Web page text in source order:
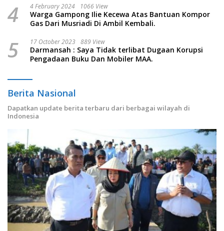
4 4 February 2024 1066 View
Warga Gampong Ilie Kecewa Atas Bantuan Kompor
Gas Dari Musriadi Di Ambil Kembali.
5 17 October 2023 889 View
Darmansah : Saya Tidak terlibat Dugaan Korupsi
Pengadaan Buku Dan Mobiler MAA.
Berita Nasional
Dapatkan update berita terbaru dari berbagai wilayah di
Indonesia